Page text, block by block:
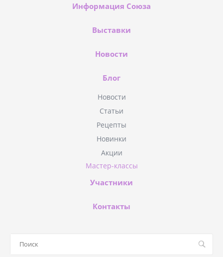
Информация Союза
Выставки
Новости
Блог
Новости
Статьи
Рецепты
Новинки
Акции
Мастер-классы
Участники
Контакты